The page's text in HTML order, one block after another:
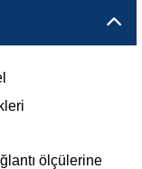
ölçülerine